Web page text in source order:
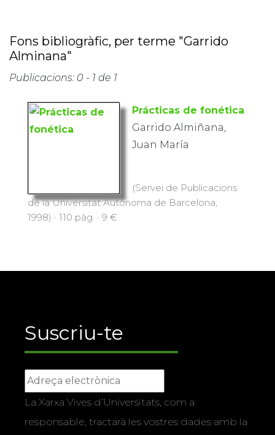
Fons bibliogràfic, per terme "Garrido
Alminana"
Publicacions: 0 - 1 de 1
Prácticas de fonética
Garrido Almiñana,
Juan María
(Servei de Publicacions
de la Universitat Autònoma de Barcelona,
1998) · 110 pàg. · 9 €
Suscriu-te
La Xarxa Vives d’Universitats, com a
responsable, tractarà les vostres dades amb la